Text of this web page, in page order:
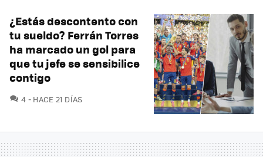
¿Estás descontento con
tu sueldo? Ferrán Torres
ha marcado un gol para
que tu jefe se sensibilice
contigo
4 COMENTARIOS
HACE 21 DÍAS